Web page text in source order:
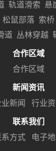
轨道滑索 悬
松鼠部落 索桥
道 丛林穿越
合作区域
合作区域
新闻资讯
新闻
行业
联系我们
系方式
电子